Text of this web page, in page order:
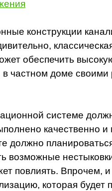
конструкции
обеспечить
частном доме своими
системе
качественно
должно
возможные
повлиять.
которая